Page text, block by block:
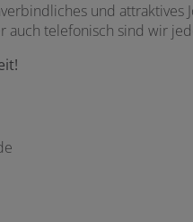
und attraktives
auch telefonisch sind wir